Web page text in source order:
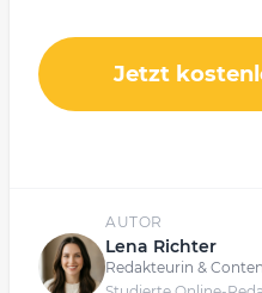
Jetzt
AUTOR
Lena Richter
Redakteurin &